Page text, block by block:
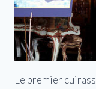
Le premier